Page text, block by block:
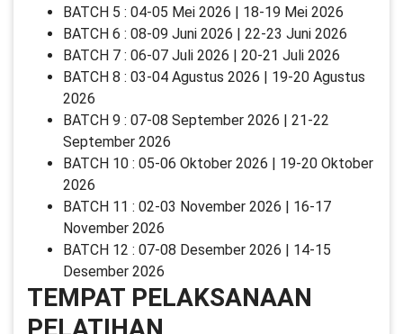
BATCH 5 : 04-05 Mei 2026 | 18-19 Mei 2026
BATCH 6 : 08-09 Juni 2026 | 22-23 Juni 2026
BATCH 7 : 06-07 Juli 2026 | 20-21 Juli 2026
BATCH 8 : 03-04 Agustus 2026 | 19-20 Agustus
2026
BATCH 9 : 07-08 September 2026 | 21-22
September 2026
BATCH 10 : 05-06 Oktober 2026 | 19-20 Oktober
2026
BATCH 11 : 02-03 November 2026 | 16-17
November 2026
BATCH 12 : 07-08 Desember 2026 | 14-15
Desember 2026
TEMPAT PELAKSANAAN
PELATIHAN